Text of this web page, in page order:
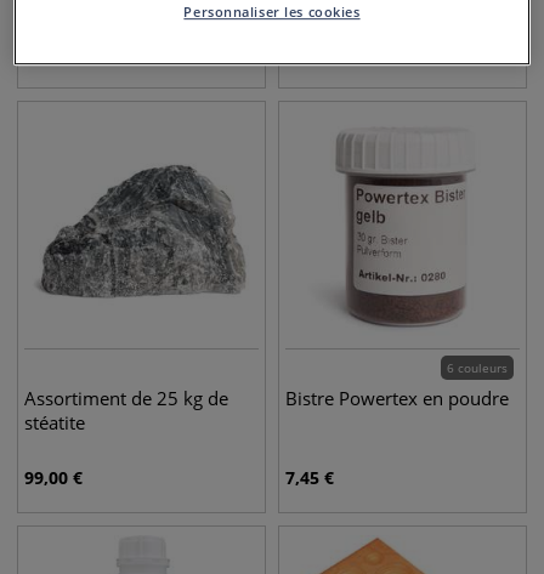
Assortiment de 25 kg de
stéatite
99,00 €
6 couleurs
Bistre Powertex en poudre
7,45 €
Personnaliser les cookies